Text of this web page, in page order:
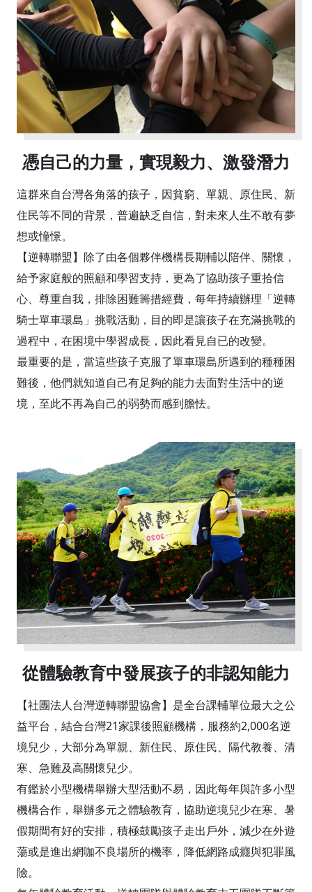
憑自己的力量，實現毅力、激發潛力
這群來自台灣各角落的孩子，因貧窮、單親、原住民、新
住民等不同的背景，普遍缺乏自信，對未來人生不敢有夢
想或憧憬。
【逆轉聯盟】除了由各個夥伴機構長期輔以陪伴、關懷，
給予家庭般的照顧和學習支持，更為了協助孩子重拾信
心、尊重自我，排除困難籌措經費，每年持續辦理「逆轉
騎士單車環島」挑戰活動，目的即是讓孩子在充滿挑戰的
過程中，在困境中學習成長，因此看見自已的改變。
最重要的是，當這些孩子克服了單車環島所遇到的種種困
難後，他們就知道自己有足夠的能力去面對生活中的逆
境，至此不再為自己的弱勢而感到膽怯。
從體驗教育中發展孩子的非認知能力
【社團法人台灣逆轉聯盟協會】是全台課輔單位最大之公
益平台，結合台灣21家課後照顧機構，服務約2,000名逆
境兒少，大部分為單親、新住民、原住民、隔代教養、清
寒、急難及高關懷兒少。
有鑑於小型機構舉辦大型活動不易，因此每年與許多小型
機構合作，舉辦多元之體驗教育，協助逆境兒少在寒、暑
假期間有好的安排，積極鼓勵孩子走出戶外，減少在外遊
蕩或是進出網咖不良場所的機率，降低網路成癮與犯罪風
險。